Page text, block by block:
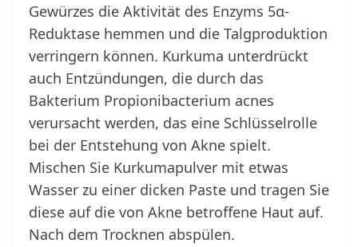
Gewürzes die Aktivität des Enzyms 5α-
Reduktase hemmen und die Talgproduktion
verringern können. Kurkuma unterdrückt
auch Entzündungen, die durch das
Bakterium Propionibacterium acnes
verursacht werden, das eine Schlüsselrolle
bei der Entstehung von Akne spielt.
Mischen Sie Kurkumapulver mit etwas
Wasser zu einer dicken Paste und tragen Sie
diese auf die von Akne betroffene Haut auf.
Nach dem Trocknen abspülen.